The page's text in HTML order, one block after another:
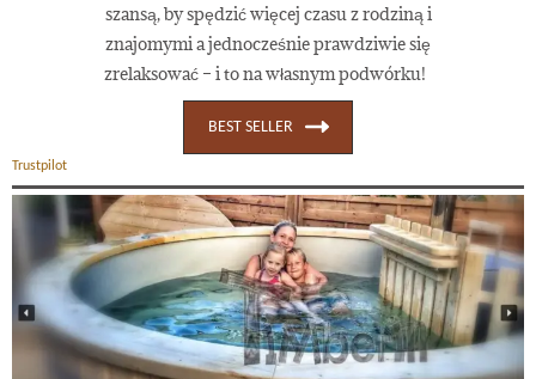
szansą, by spędzić więcej czasu z rodziną i
znajomymi a jednocześnie prawdziwie się
zrelaksować – i to na własnym podwórku!
BEST SELLER
Trustpilot